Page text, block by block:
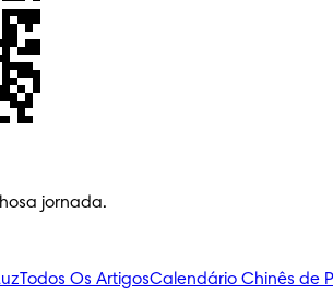
jornada.
Todos Os ArtigosCalendário Chinês de